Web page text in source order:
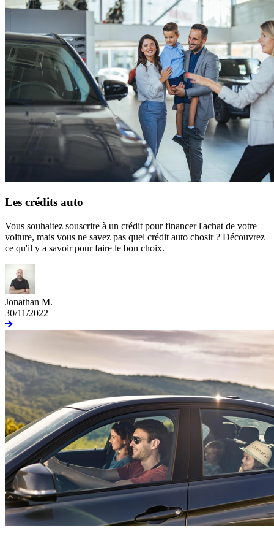
Les crédits auto
Vous souhaitez souscrire à un crédit pour financer l'achat de votre
voiture, mais vous ne savez pas quel crédit auto chosir ? Découvrez
ce qu'il y a savoir pour faire le bon choix.
Jonathan M.
30/11/2022